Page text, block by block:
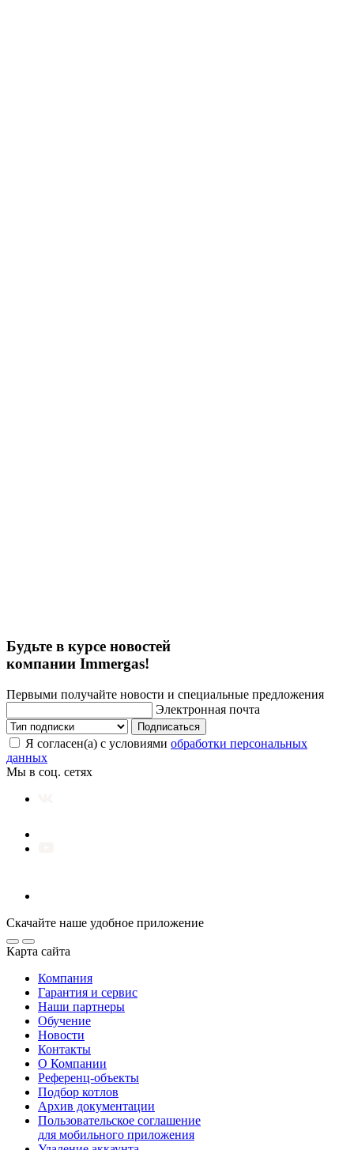
Будьте в курсе новостей
компании Immergas!
Первыми получайте новости и специальные предложения
Электронная почта
Подписаться
Я согласен(а) с условиями обработки персональных
данных
Мы в соц. сетях
Скачайте наше удобное приложение
Карта сайта
Компания
Гарантия и сервис
Наши партнеры
Обучение
Новости
Контакты
О Компании
Референц-объекты
Подбор котлов
Архив документации
Пользовательское соглашение
для мобильного приложения